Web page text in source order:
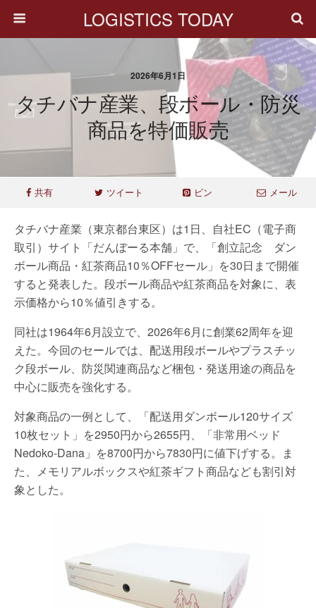
LOGISTICS TODAY
2026年6月1日
タチバナ産業、段ボール・防災
商品を特価販売
共有 ツイート ピン メール
タチバナ産業（東京都台東区）は1日、自社EC（電子商
取引）サイト「だんぼーる本舗」で、「創立記念 ダン
ボール商品・紅茶商品10％OFFセール」を30日まで開催
すると発表した。段ボール商品や紅茶商品を対象に、表
示価格から10％値引きする。
同社は1964年6月設立で、2026年6月に創業62周年を迎
えた。今回のセールでは、配送用段ボールやプラスチッ
ク段ボール、防災関連商品など梱包・発送用途の商品を
中心に販売を強化する。
対象商品の一例として、「配送用ダンボール120サイズ
10枚セット」を2950円から2655円、「非常用ベッド
Nedoko-Dana」を8700円から7830円に値下げする。ま
た、メモリアルボックスや紅茶ギフト商品なども割引対
象とした。